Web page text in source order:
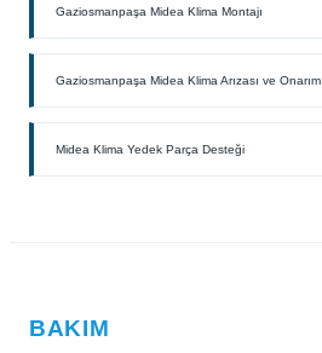
Gaziosmanpaşa Midea Klima Montajı
Gaziosmanpaşa Midea Klima Arızası ve Onarım
Midea Klima Yedek Parça Desteği
BAKIM